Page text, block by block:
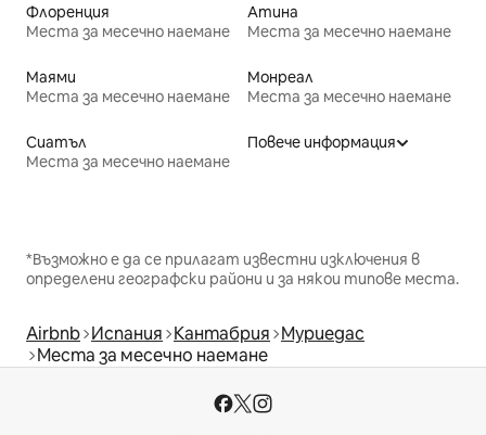
Флоренция
Места за месечно наемане
Атина
Места за месечно наемане
Маями
Места за месечно наемане
Монреал
Места за месечно наемане
Сиатъл
Места за месечно наемане
Повече информация
*Възможно е да се прилагат известни изключения в
определени географски райони и за някои типове места.
Airbnb Испания Кантабрия Муриедас
Места за месечно наемане